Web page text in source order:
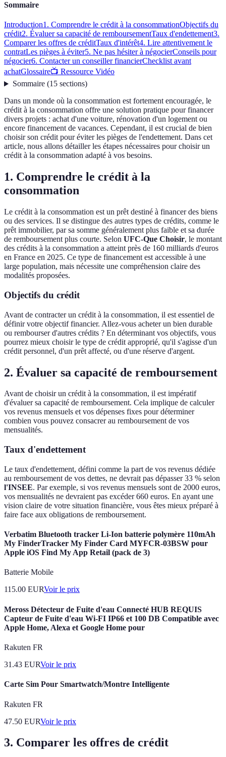
Sommaire
Introduction1. Comprendre le crédit à la consommationObjectifs du
crédit2. Évaluer sa capacité de remboursementTaux d'endettement3.
Comparer les offres de créditTaux d'intérêt4. Lire attentivement le
contratLes pièges à éviter5. Ne pas hésiter à négocierConseils pour
négocier6. Contacter un conseiller financierChecklist avant
achatGlossaire📺 Ressource Vidéo
Sommaire(15 sections)
Dans un monde où la consommation est fortement encouragée, le
crédit à la consommation offre une solution pratique pour financer
divers projets : achat d'une voiture, rénovation d'un logement ou
encore financement de vacances. Cependant, il est crucial de bien
choisir son crédit pour éviter les pièges de l'endettement. Dans cet
article, nous allons détailler les étapes nécessaires pour choisir un
crédit à la consommation adapté à vos besoins.
1. Comprendre le crédit à la
consommation
Le crédit à la consommation est un prêt destiné à financer des biens
ou des services. Il se distingue des autres types de crédits, comme le
prêt immobilier, par sa somme généralement plus faible et sa durée
de remboursement plus courte. Selon UFC-Que Choisir, le montant
des crédits à la consommation a atteint près de 160 milliards d'euros
en France en 2025. Ce type de financement est accessible à une
large population, mais nécessite une compréhension claire des
modalités proposées.
Objectifs du crédit
Avant de contracter un crédit à la consommation, il est essentiel de
définir votre objectif financier. Allez-vous acheter un bien durable
ou rembourser d'autres crédits ? En déterminant vos objectifs, vous
pourrez mieux choisir le type de crédit approprié, qu'il s'agisse d'un
crédit personnel, d'un prêt affecté, ou d'une réserve d'argent.
2. Évaluer sa capacité de remboursement
Avant de choisir un crédit à la consommation, il est impératif
d'évaluer sa capacité de remboursement. Cela implique de calculer
vos revenus mensuels et vos dépenses fixes pour déterminer
combien vous pouvez consacrer au remboursement de vos
mensualités.
Taux d'endettement
Le taux d'endettement, défini comme la part de vos revenus dédiée
au remboursement de vos dettes, ne devrait pas dépasser 33 % selon
l'INSEE. Par exemple, si vos revenus mensuels sont de 2000 euros,
vos mensualités ne devraient pas excéder 660 euros. En ayant une
vision claire de votre situation financière, vous êtes mieux préparé à
faire face aux obligations de remboursement.
Verbatim Bluetooth tracker Li-Ion batterie polymère 110mAh
My FinderTracker My Finder Card MYFCR-03BSW pour
Apple iOS Find My App Retail (pack de 3)
Batterie Mobile
115.00 EURVoir le prix
Meross Détecteur de Fuite d'eau Connecté HUB REQUIS
Capteur de Fuite d'eau Wi-FI IP66 et 100 DB Compatible avec
Apple Home, Alexa et Google Home pour
Rakuten FR
31.43 EURVoir le prix
Carte Sim Pour Smartwatch/Montre Intelligente
Rakuten FR
47.50 EURVoir le prix
3. Comparer les offres de crédit